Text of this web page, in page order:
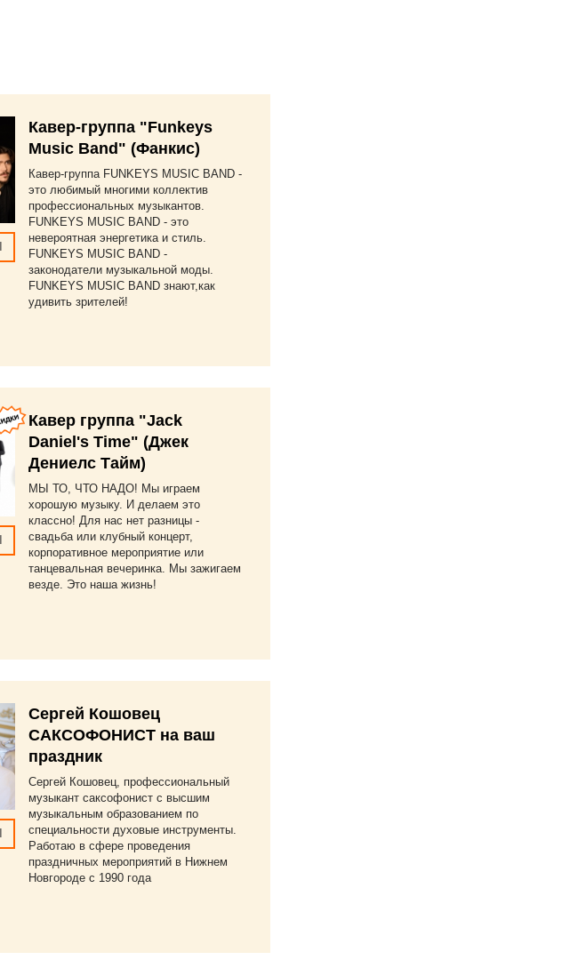
Кавер-группа "Funkeys
Music Band" (Фанкис)
Кавер-группа FUNKEYS MUSIC BAND -
это любимый многими коллектив
профессиональных музыкантов.
FUNKEYS MUSIC BAND - это
невероятная энергетика и стиль.
FUNKEYS MUSIC BAND -
законодатели музыкальной моды.
FUNKEYS MUSIC BAND знают,как
удивить зрителей!
Кавер группа "Jack
Daniel's Time" (Джек
Дениелс Тайм)
МЫ ТО, ЧТО НАДО! Мы играем
хорошую музыку. И делаем это
классно! Для нас нет разницы -
свадьба или клубный концерт,
корпоративное мероприятие или
танцевальная вечеринка. Мы зажигаем
везде. Это наша жизнь!
Сергей Кошовец
САКСОФОНИСТ на ваш
праздник
Сергей Кошовец, профессиональный
музыкант саксофонист с высшим
музыкальным образованием по
специальности духовые инструменты.
Работаю в сфере проведения
праздничных мероприятий в Нижнем
Новгороде с 1990 года